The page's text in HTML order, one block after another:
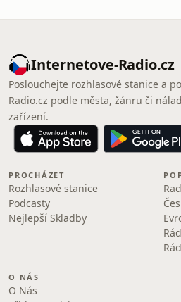
Internetove-Radio.cz
Poslouchejte rozhlasové stanice a
Radio.cz podle města, žánru či
zařízení.
PROCHÁZET
Rozhlasové stanice
Podcasty
Nejlepší Skladby
O NÁS
O Nás